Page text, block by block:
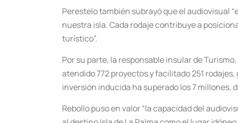
Perestelo también subrayó que el audiovisual
nuestra isla. Cada rodaje contribuye a
turístico”.
Por su parte, la responsable insular de
atendido 772 proyectos y facilitado 251
inversión inducida ha superado los 7 millones,
Rebollo puso en valor “la capacidad del